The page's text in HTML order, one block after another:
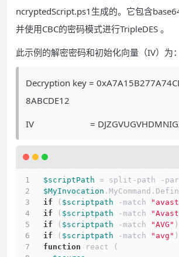
ncryptedScript.ps1生成的。它包含
并使用CBC的密码模式进行TripleDES 。
此示例的解密密码和初始化向量（IV）为：
Decryption key =
8ABCDE12
IV =
$scriptPath = split-path -
$MyInvocation
if ( $scriptpath -match
if ( $scriptpath -match
if ( $scriptpath -match "AVG"
if ( $scriptpath -match "avg"
function react (